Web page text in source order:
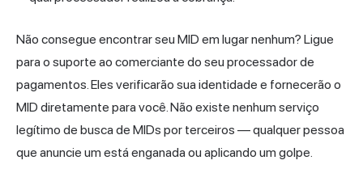
Não consegue encontrar seu MID em lugar nenhum? Ligue
para o suporte ao comerciante do seu processador de
pagamentos. Eles verificarão sua identidade e fornecerão o
MID diretamente para você. Não existe nenhum serviço
legítimo de busca de MIDs por terceiros — qualquer pessoa
que anuncie um está enganada ou aplicando um golpe.